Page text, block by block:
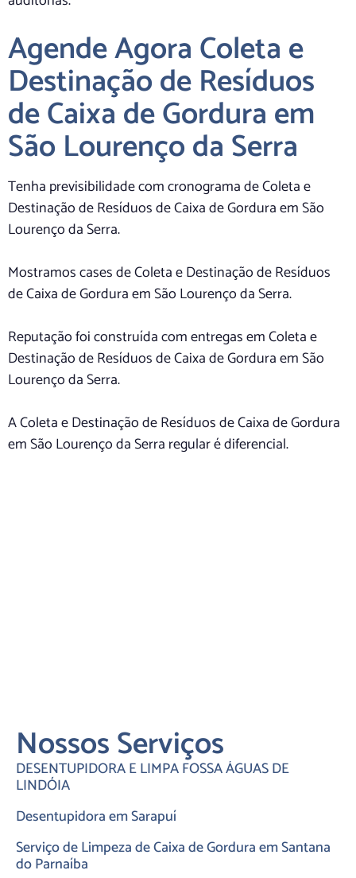
Agende Agora Coleta e
Destinação de Resíduos
de Caixa de Gordura em
São Lourenço da Serra
Tenha previsibilidade com cronograma de Coleta e
Destinação de Resíduos de Caixa de Gordura em São
Lourenço da Serra.
Mostramos cases de Coleta e Destinação de Resíduos
de Caixa de Gordura em São Lourenço da Serra.
Reputação foi construída com entregas em Coleta e
Destinação de Resíduos de Caixa de Gordura em São
Lourenço da Serra.
A Coleta e Destinação de Resíduos de Caixa de Gordura
em São Lourenço da Serra regular é diferencial.
Nossos Serviços
DESENTUPIDORA E LIMPA FOSSA ÁGUAS DE
LINDÓIA
Desentupidora em Sarapuí
Serviço de Limpeza de Caixa de Gordura em Santana
do Parnaíba